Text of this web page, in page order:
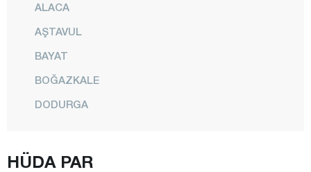
ALACA
AŞTAVUL
BAYAT
BOĞAZKALE
DODURGA
HÜDA PAR